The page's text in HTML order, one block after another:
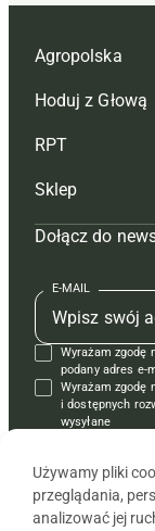
Agropolska
Redakcja
Reklama
Tagi
Mapa serwisu
Kontakt
Regulamin
Polityka
Hoduj z Głową
Hoduj z głową
Hoduj z głową
Prenumerata
Redakcja
Kontakt
Reklama
RPT
Redakcja
Prenumerata
Reklama
Kontakt
Krzyżówki
Sklep
Czasopisma i
Książki
Regulamin
Dołącz do
E-MAIL
Wyrażam zgodę
podany adres e-
Wyrażam zgodę
i dostępnych
wysyłane
Używamy pliki
przeglądania,
analizować jej